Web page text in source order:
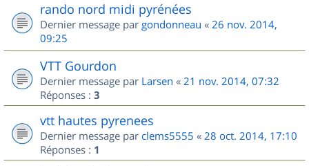
rando nord midi pyrénées
Dernier message par gondonneau « 26 nov. 2014,
09:25
VTT Gourdon
Dernier message par Larsen « 21 nov. 2014, 07:32
Réponses : 3
vtt hautes pyrenees
Dernier message par clems5555 « 28 oct. 2014, 17:10
Réponses : 1